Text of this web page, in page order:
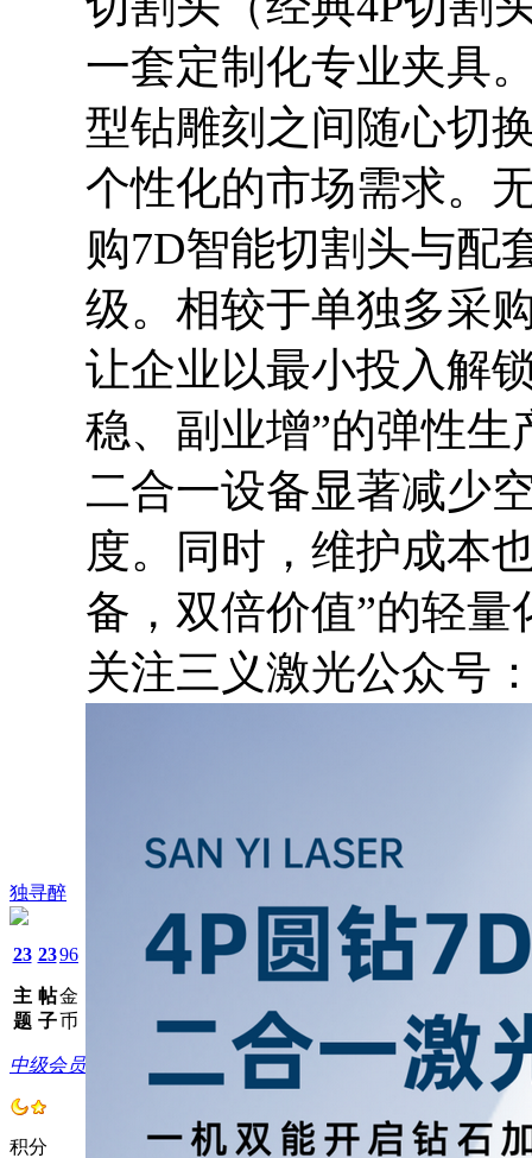
独寻醉
23
主
题
23
帖
子
96
金
币
中级会员
积分
一套定制化专业夹具
型钻雕刻之间随心切
个性化的市场需求。
购7D智能切割头与配
级。相较于单独多采
让企业以最小投入解
稳、副业增”的弹性
二合一设备显著减少
度。同时，维护成本
备，双倍价值”的轻量
关注三义激光公众号